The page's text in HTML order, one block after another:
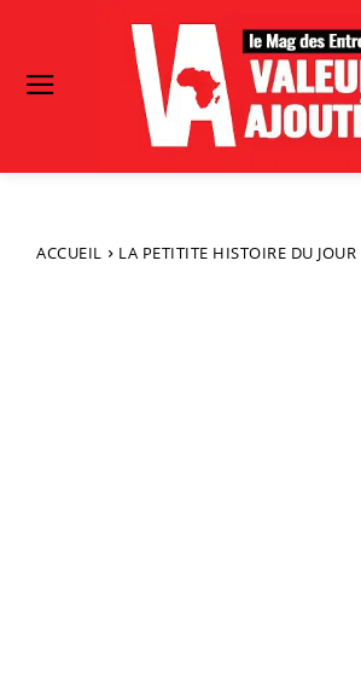
ACCUEIL LA PETITITE HISTOIRE DU JOUR